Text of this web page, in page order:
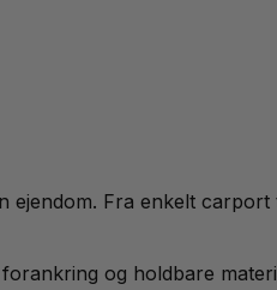
Fra enkelt
og holdbare